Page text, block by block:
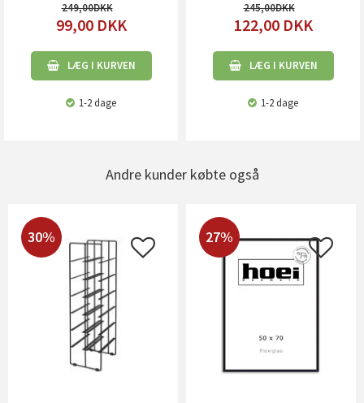
249,00
99,00 DKK
LÆG I KURVEN
1-2 dage
245,00
122,00 DKK
LÆG I KURVEN
1-2 dage
Andre kunder købte også
30% 27%